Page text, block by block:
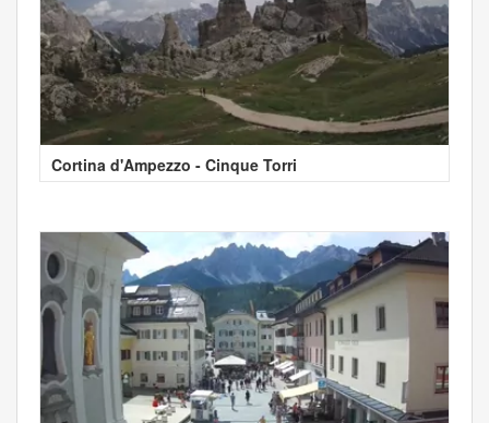
Cortina d'Ampezzo - Cinque Torri